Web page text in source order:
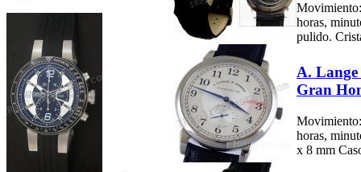
horas,
pulido.
A.
Gran
horas,
x 8 mm